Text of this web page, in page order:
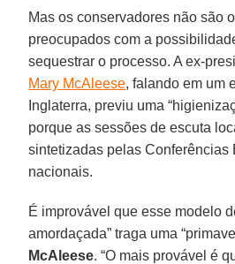
Mas os conservadores não são
preocupados com a
sequestrar o processo. A ex-
Mary McAleese, falando em um
Inglaterra, previu uma
porque as sessões de escuta
sintetizadas pelas Conferências
nacionais.
É improvável que esse modelo
amordaçada” traga uma
McAleese. “O mais provável é